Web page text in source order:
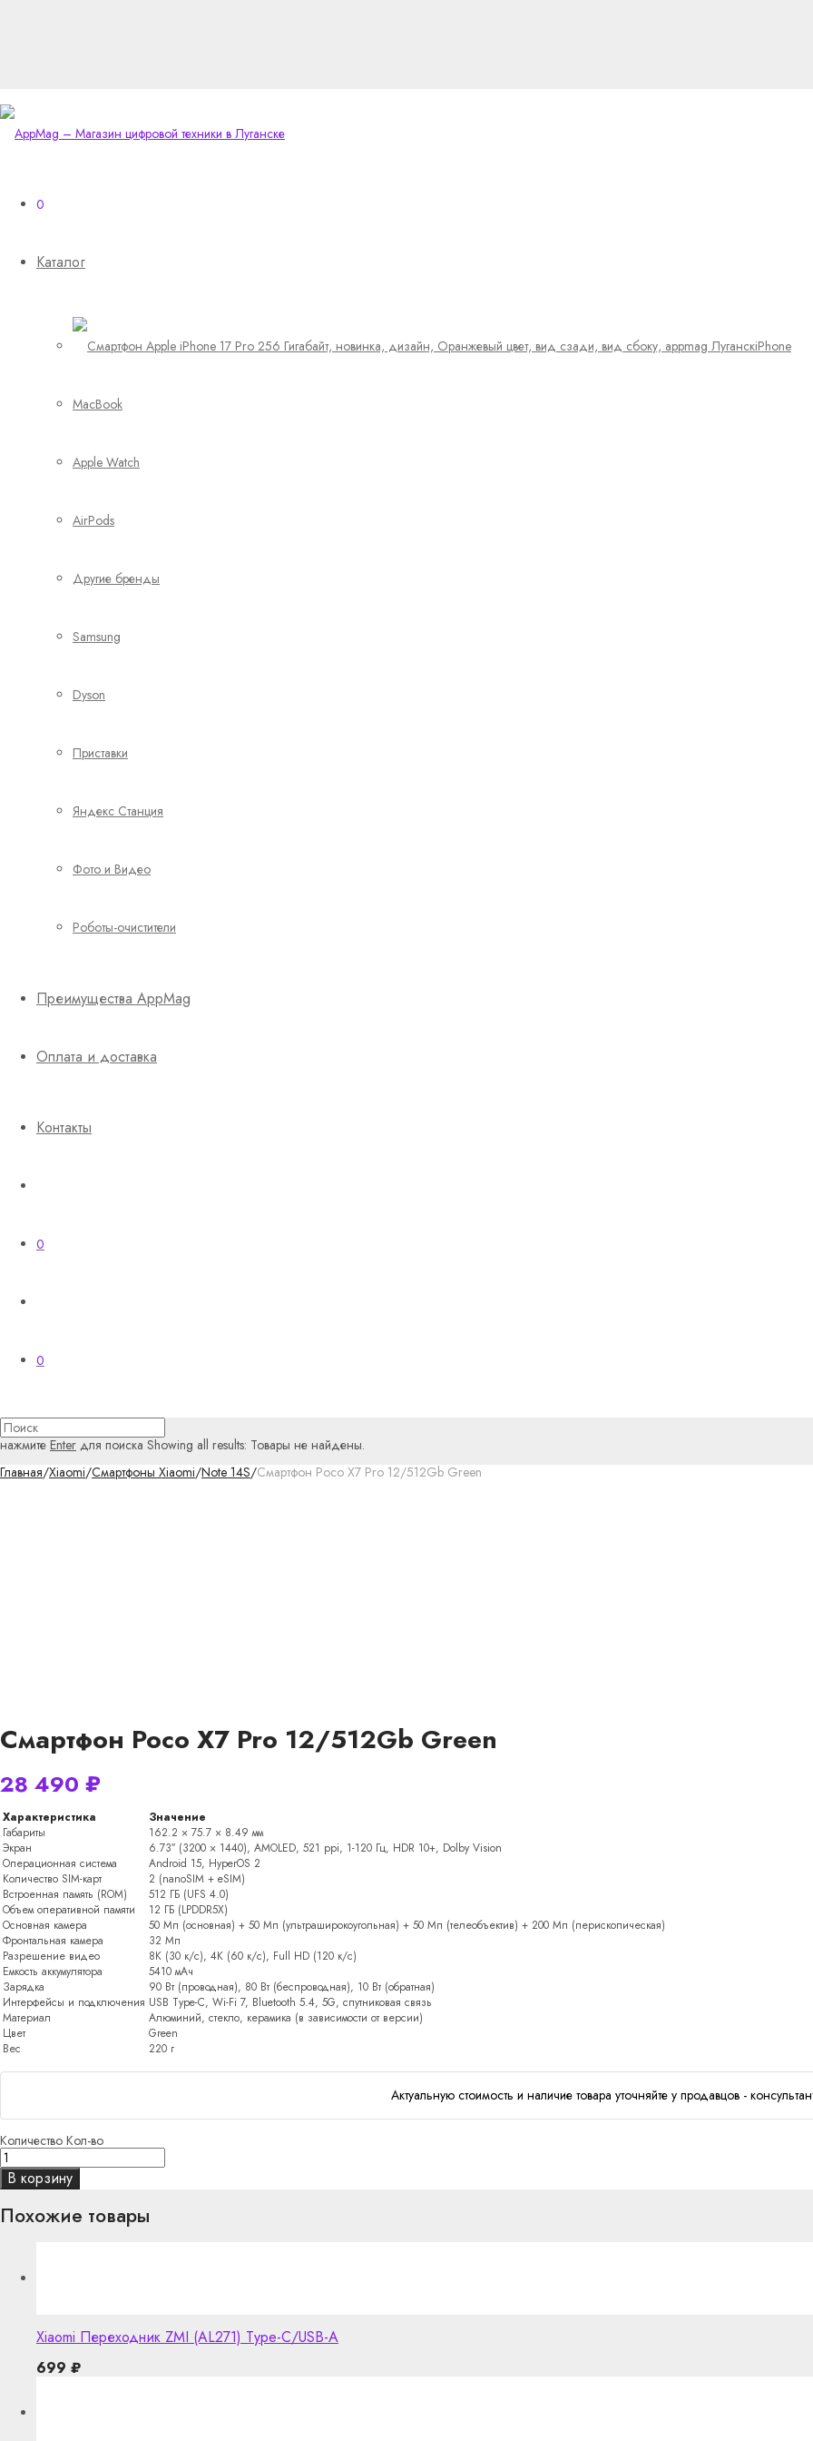
0
Каталог
iPhone
MacBook
Apple Watch
AirPods
Другие бренды
Samsung
Dyson
Приставки
Яндекс Станция
Фото и Видео
Роботы-очистители
Преимущества AppMag
Оплата и доставка
Контакты
0
0
нажмите Enter для поиска Showing all results: Товары не найдены.
Главная/Xiaomi/Смартфоны Xiaomi/Note 14S/Смартфон Poco X7 Pro 12/512Gb Green
Смартфон Poco X7 Pro 12/512Gb Green
28 490 ₽
Характеристика
Значение
Габариты
162.2 × 75.7 × 8.49 мм
Экран
6.73″ (3200 × 1440), AMOLED, 521 ppi, 1-120 Гц, HDR 10+, Dolby Vision
Операционная система
Android 15, HyperOS 2
Количество SIM-карт
2 (nanoSIM + eSIM)
Встроенная память (ROM)
512 ГБ (UFS 4.0)
Объем оперативной памяти
12 ГБ (LPDDR5X)
Основная камера
50 Мп (основная) + 50 Мп (ультраширокоугольная) + 50 Мп (телеобъектив) + 200 Мп (перископическая)
Фронтальная камера
32 Мп
Разрешение видео
8K (30 к/с), 4K (60 к/с), Full HD (120 к/с)
Емкость аккумулятора
5410 мАч
Зарядка
90 Вт (проводная), 80 Вт (беспроводная), 10 Вт (обратная)
Интерфейсы и подключения USB Type-C, Wi-Fi 7, Bluetooth 5.4, 5G, спутниковая связь
Материал
Алюминий, стекло, керамика (в зависимости от версии)
Цвет
Green
Вес
220 г
Актуальную стоимость и наличие товара уточняйте у продавцов -
Количество Кол-во
В корзину
Похожие товары
Xiaomi Переходник ZMI (AL271) Type-C/USB-A
699 ₽